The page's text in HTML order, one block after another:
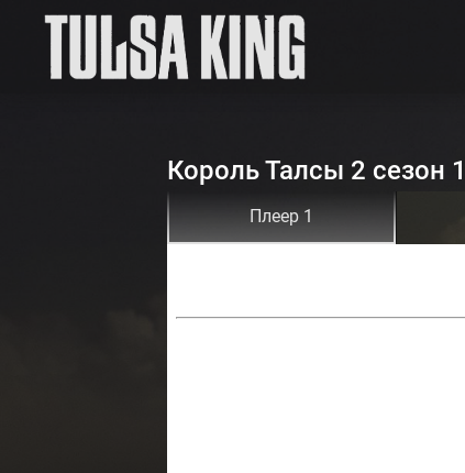
Король Талсы 2 сезон
Плеер 1